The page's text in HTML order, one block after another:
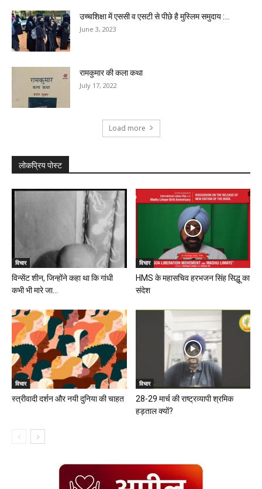
उच्चशिक्षा में एससी व एसटी से पीछे है मुस्लिम समुदाय :...
June 3, 2023
रामकुमार की कला कथा
July 17, 2022
Load more
लोकप्रिय पोस्ट
विचार
विन्सेंट शीन, जिन्होंने कहा था कि गांधी
कभी भी मारे जा...
विचार
HMS के महासचिव हरभजन सिंह सिद्धू का
संदेश
विचार
स्त्रीवादी दर्शन और नयी दुनिया की चाहत
विचार
28-29 मार्च की राष्ट्रव्यापी श्रमिक
हड़ताल क्यों?